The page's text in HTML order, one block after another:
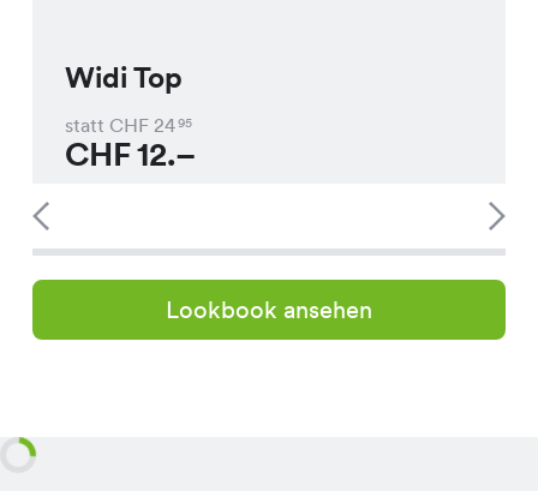
Widi Top
statt CHF 2495
CHF12.–
Lookbook ansehen